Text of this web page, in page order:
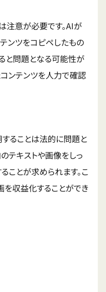
注意が必要です。AIが
ンツをコピペしたもの
と問題となる可能性が
コンテンツを人力で確認
ることは法的に問題と
テキストや画像をしっ
ことが求められます。こ
を収益化することができ